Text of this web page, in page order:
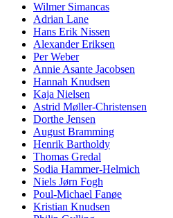
Wilmer Simancas
Adrian Lane
Hans Erik Nissen
Alexander Eriksen
Per Weber
Annie Asante Jacobsen
Hannah Knudsen
Kaja Nielsen
Astrid Møller-Christensen
Dorthe Jensen
August Bramming
Henrik Bartholdy
Thomas Gredal
Sodia Hammer-Helmich
Niels Jørn Fogh
Poul-Michael Fanøe
Kristian Knudsen